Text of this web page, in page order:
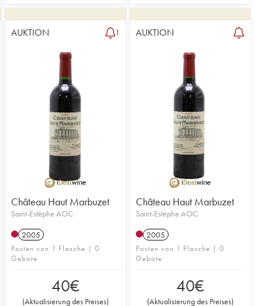
AUKTION 1
Château Haut Marbuzet
Saint-Estèphe AOC
2005
Posten von 1 Flasche | 0
Gebote
40€
(Aktualisierung des Preises)
AUKTION
Château Haut Marbuzet
Saint-Estèphe AOC
2005
Posten von 1 Flasche | 0
Gebote
40€
(Aktualisierung des Preises)